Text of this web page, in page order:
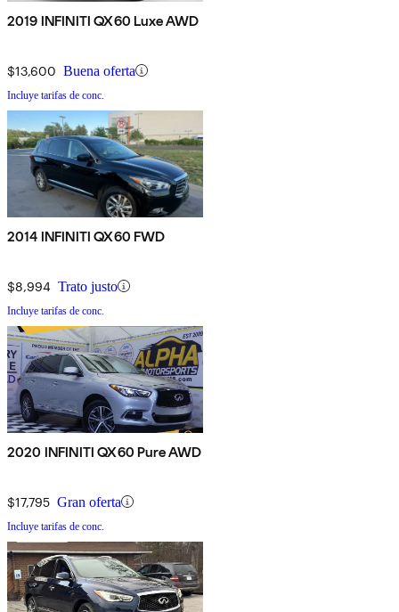
2019 INFINITI QX60 Luxe AWD
$13,600 Buena oferta
Incluye tarifas de conc.
2014 INFINITI QX60 FWD
$8,994 Trato justo
Incluye tarifas de conc.
2020 INFINITI QX60 Pure AWD
$17,795 Gran oferta
Incluye tarifas de conc.